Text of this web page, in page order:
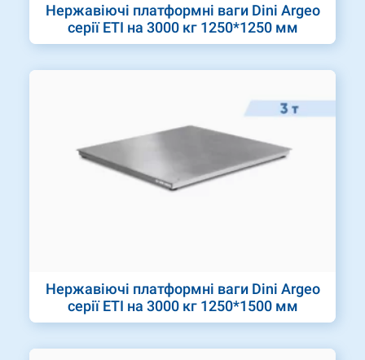
Нержавіючі платформні ваги Dini Argeo
серії ETI на 3000 кг 1250*1250 мм
Нержавіючі платформні ваги Dini Argeo
серії ETI на 3000 кг 1250*1500 мм